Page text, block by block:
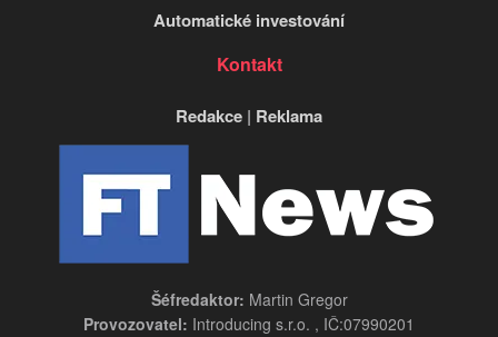
Automatické investování
Kontakt
Redakce | Reklama
Šéfredaktor: Martin Gregor
Provozovatel: Introducing s.r.o. , IČ:07990201